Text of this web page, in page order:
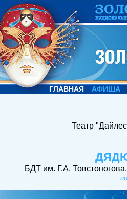
ГЛАВНАЯ АФИША
Театр
БДТ им. Г.А.